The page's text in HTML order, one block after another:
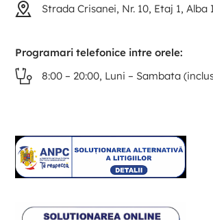
Strada Crisanei, Nr. 10, Etaj 1, Alba
Programari telefonice intre orele:
8:00 – 20:00, Luni – Sambata